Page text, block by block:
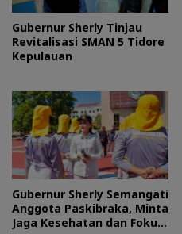
Gubernur Sherly Tinjau
Revitalisasi SMAN 5 Tidore
Kepulauan
Gubernur Sherly Semangati
Anggota Paskibraka, Minta
Jaga Kesehatan dan Fokus